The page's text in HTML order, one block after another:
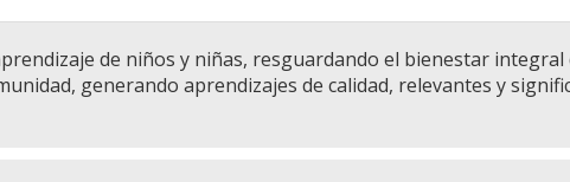
de niños y niñas, resguardando el bienestar
generando aprendizajes de calidad, relevantes y